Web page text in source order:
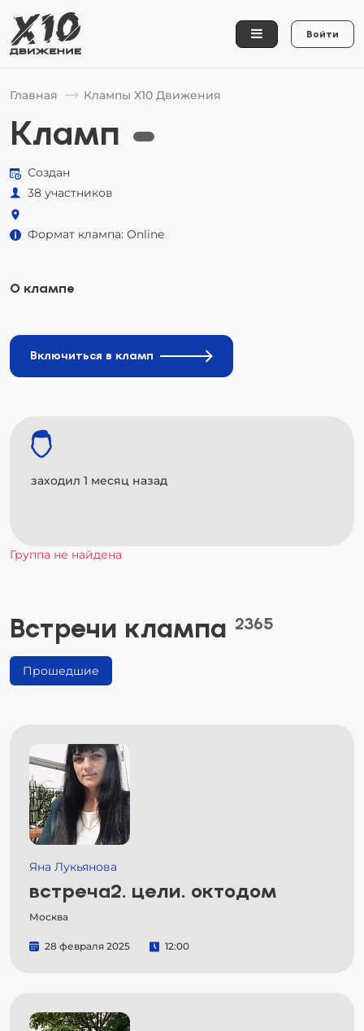
Войти
Главная Клампы Х10 Движения
Кламп
Создан
38 участников
Формат клампа: Online
О клампе
Включиться в кламп
заходил 1 месяц назад
Группа не найдена
Встречи клампа 2365
Прошедшие
Яна Лукьянова
встреча2. цели. октодом
Москва
28 февраля 2025 12:00